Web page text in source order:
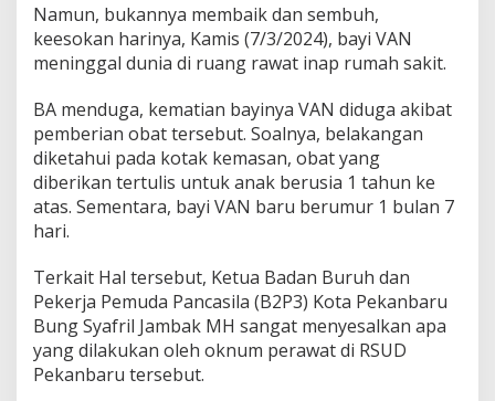
n
A
c
h
a
d
Namun, bukannya membaik dan sembuh,
keesokan harinya, Kamis (7/3/2024), bayi VAN
meninggal dunia di ruang rawat inap rumah sakit.
BA menduga, kematian bayinya VAN diduga akibat
pemberian obat tersebut. Soalnya, belakangan
diketahui pada kotak kemasan, obat yang
diberikan tertulis untuk anak berusia 1 tahun ke
atas. Sementara, bayi VAN baru berumur 1 bulan 7
hari.
Terkait Hal tersebut, Ketua Badan Buruh dan
Pekerja Pemuda Pancasila (B2P3) Kota Pekanbaru
Bung Syafril Jambak MH sangat menyesalkan apa
yang dilakukan oleh oknum perawat di RSUD
Pekanbaru tersebut.